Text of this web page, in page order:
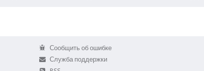
Сообщить об ошибке
Служба поддержки